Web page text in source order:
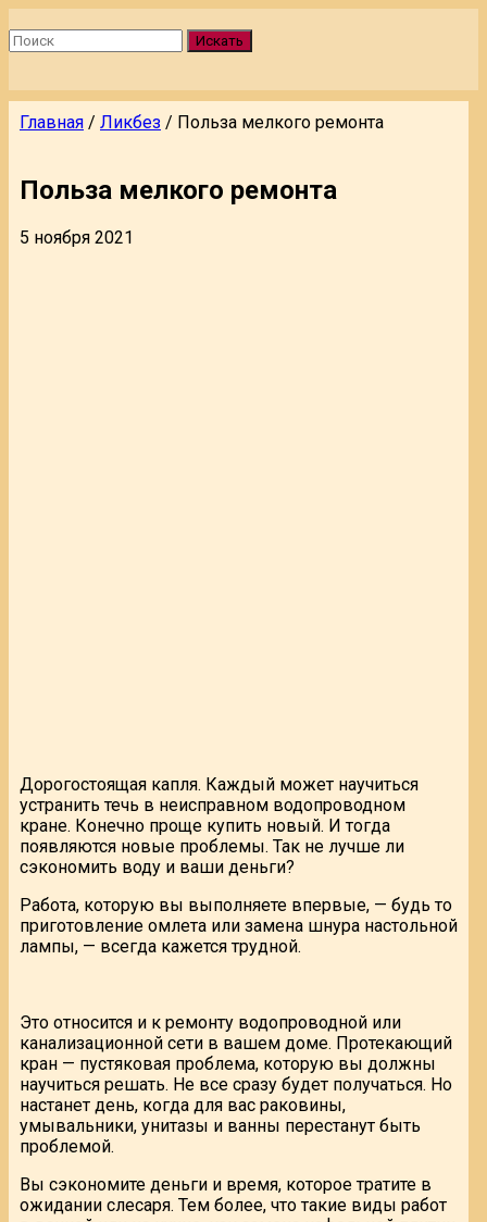
Искать
Главная / Ликбез / Польза мелкого ремонта
Польза мелкого ремонта
5 ноября 2021
Дорогостоящая капля. Каждый может научиться
устранить течь в неисправном водопроводном
кране. Конечно проще купить новый. И тогда
появляются новые проблемы. Так не лучше ли
сэкономить воду и ваши деньги?
Работа, которую вы выполняете впервые, — будь то
приготовление омлета или замена шнура настольной
лампы, — всегда кажется трудной.
Это относится и к ремонту водопроводной или
канализационной сети в вашем доме. Протекающий
кран — пустяковая проблема, которую вы должны
научиться решать. Не все сразу будет получаться. Но
настанет день, когда для вас раковины,
умывальники, унитазы и ванны перестанут быть
проблемой.
Вы сэкономите деньги и время, которое тратите в
ожидании слесаря. Тем более, что такие виды работ